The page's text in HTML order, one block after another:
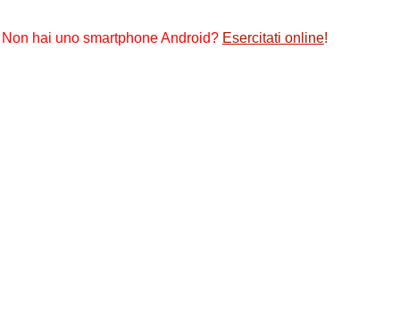
Non hai uno smartphone Android? Esercitati online!